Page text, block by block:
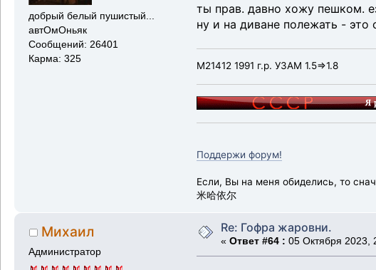
добрый белый пушистый...
автОмОньяк
Сообщений: 26401
Карма: 325
ты прав. давно хожу пешком.
ну и на диване полежать - это
М21412 1991 г.р. УЗАМ 1.5=>1.8
Поддержи форум!
Если, Вы на меня обиделись, то
米哈依尔
Михаил
Администратор
Re: Гофра жаровни.
« Ответ #64 : 05 Октября 2023,